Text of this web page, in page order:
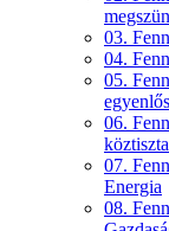
03.
04.
05.
06.
07.
Energia
08.